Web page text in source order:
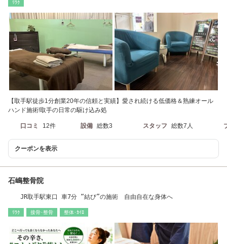
ﾘﾗｸ
【取手駅徒歩1分創業20年の信頼と実績】愛され続ける低価格＆熟練オール
ハンド施術!取手の日常の駆け込み処
口コミ 12件 設備 総数3 スタッフ 総数7人
クーポンを表示
石嶋整骨院
JR取手駅東口 車7分 “結び”の施術 自由自在な身体へ
ﾘﾗｸ 接骨･整骨 整体･ｶｲﾛ